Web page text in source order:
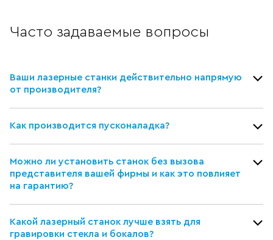
Часто задаваемые вопросы
Ваши лазерные станки действительно напрямую
от производителя?
Как производится пусконаладка?
Можно ли установить станок без вызова
представителя вашей фирмы и как это повлияет
на гарантию?
Какой лазерный станок лучше взять для
гравировки стекла и бокалов?